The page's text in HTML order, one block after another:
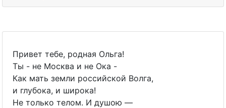
Привет тебе, родная Ольга!
Ты - не Москва и не Ока -
Как мать земли российской Волга,
и глубока, и широка!
Не только телом. И душою —